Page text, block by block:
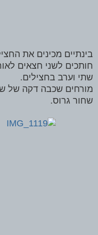
בינתיים מכינים את
חותכים לשני חצאים
שתי וערב בחצילים.
מורחים שכבה דקה של
שחור גרוס.